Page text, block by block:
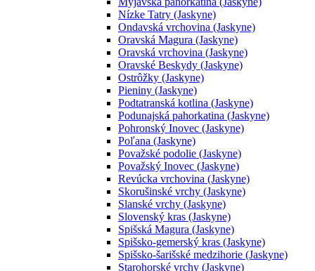
Nízke Tatry (Jaskyne)
Ondavská vrchovina (Jaskyne)
Oravská Magura (Jaskyne)
Oravská vrchovina (Jaskyne)
Oravské Beskydy (Jaskyne)
Ostrôžky (Jaskyne)
Pieniny (Jaskyne)
Podtatranská kotlina (Jaskyne)
Podunajská pahorkatina (Jaskyne)
Pohronský Inovec (Jaskyne)
Poľana (Jaskyne)
Považské podolie (Jaskyne)
Považský Inovec (Jaskyne)
Revúcka vrchovina (Jaskyne)
Skorušinské vrchy (Jaskyne)
Slanské vrchy (Jaskyne)
Slovenský kras (Jaskyne)
Spišská Magura (Jaskyne)
Spišsko-gemerský kras (Jaskyne)
Spišsko-šarišské medzihorie (Jaskyne)
Starohorské vrchy (Jaskyne)